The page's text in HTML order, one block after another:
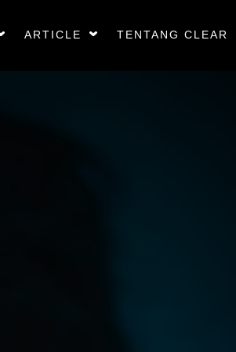
ARTICLE TENTANG CLEAR